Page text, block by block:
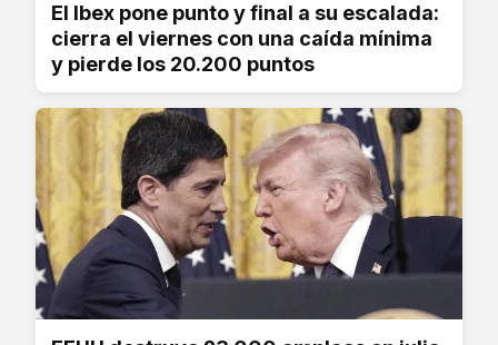
El Ibex pone punto y final a su escalada:
cierra el viernes con una caída mínima
y pierde los 20.200 puntos